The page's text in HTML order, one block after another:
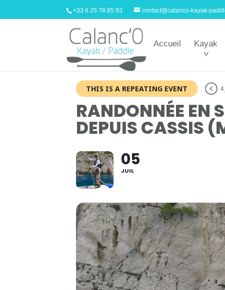
+33 6 25 78 85 93 contact@calanco-kayak-
Accueil Kayak
THIS IS A REPEATING EVENT
RANDONNÉE EN
DEPUIS CASSIS
05
JUIL